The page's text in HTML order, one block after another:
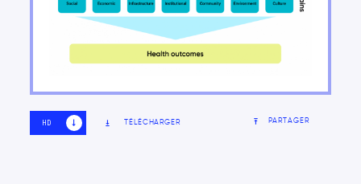
HD SD TÉLÉCHARGER PARTAGER